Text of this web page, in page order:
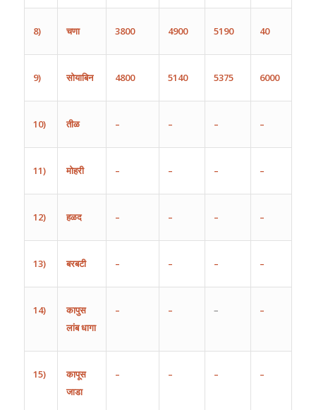
8) चणा 3800 4900 5190 40
9) सोयाबिन 4800 5140 5375 6000
10) तीळ – – – –
11) मोहरी – – – –
12) हळद – – – –
13) बरबटी – – – –
14)
कापुस
लांबधागा
– – – –
15)
कापूस
जाडा
– – – –